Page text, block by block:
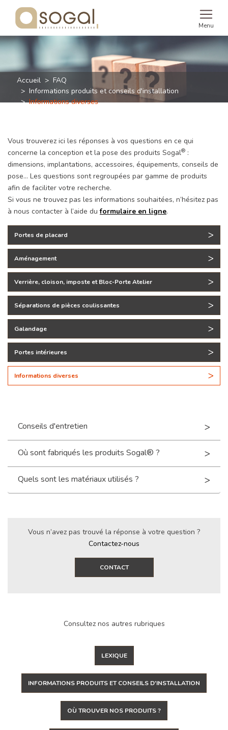
Menu
Accueil
FAQ
Informations produits et conseils d'installation
Informations diverses
Vous trouverez ici les réponses à vos questions en ce qui
concerne la conception et la pose des produits Sogal® :
dimensions, implantations, accessoires, équipements, conseils de
pose... Les questions sont regroupées par gamme de produits
afin de faciliter votre recherche.
Si vous ne trouvez pas les informations souhaitées, n’hésitez pas
à nous contacter à l’aide duformulaire en ligne.
Portes de placard
Aménagement
Verrière, cloison, imposte et Bloc-Porte Atelier
Séparations de pièces coulissantes
Galandage
Portes intérieures
Informations diverses
Conseils d'entretien
Où sont fabriqués les produits Sogal® ?
Quels sont les matériaux utilisés ?
Vous n’avez pas trouvé la réponse à votre question ?
Contactez-nous
CONTACT
Consultez nos autres rubriques
LEXIQUE
INFORMATIONS PRODUITS ET CONSEILS D'INSTALLATION
OÙ TROUVER NOS PRODUITS ?